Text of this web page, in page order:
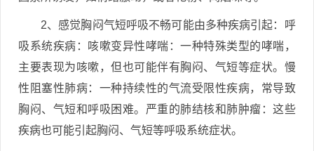
2、感觉胸闷气短呼吸不畅可能由多种疾病引起：呼
吸系统疾病：咳嗽变异性哮喘：一种特殊类型的哮喘，
主要表现为咳嗽，但也可能伴有胸闷、气短等症状。慢
性阻塞性肺病：一种持续性的气流受限性疾病，常导致
胸闷、气短和呼吸困难。严重的肺结核和肺肿瘤：这些
疾病也可能引起胸闷、气短等呼吸系统症状。